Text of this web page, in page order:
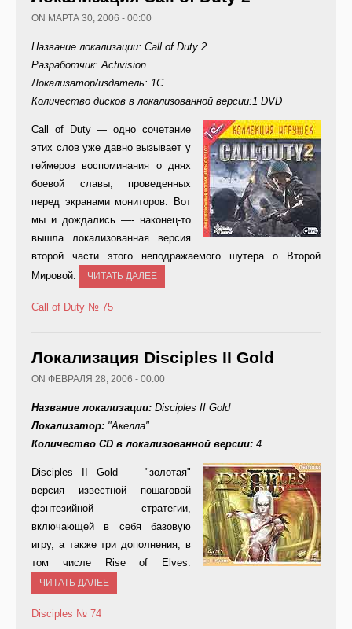
ON МАРТА 30, 2006 - 00:00
Название локализации: Call of Duty 2
Разработчик: Activision
Локализатор/издатель: 1C
Количество дисков в локализованной версии:1 DVD
Call of Duty — одно сочетание
этих слов уже давно вызывает у
геймеров воспоминания о днях
боевой славы, проведенных
перед экранами мониторов. Вот
мы и дождались —- наконец-то
вышла локализованная версия
второй части этого неподражаемого шутера о Второй
Мировой.
ЧИТАТЬ ДАЛЕЕ
Call of Duty № 75
Локализация Disciples II Gold
ON ФЕВРАЛЯ 28, 2006 - 00:00
Название локализации: Disciples II Gold
Локализатор: "Акелла"
Количество CD в локализованной версии: 4
Disciples II Gold — "золотая"
версия известной пошаговой
фэнтезийной стратегии,
включающей в себя базовую
игру, а также три дополнения, в
том числе Rise of Elves.
ЧИТАТЬ ДАЛЕЕ
Disciples № 74